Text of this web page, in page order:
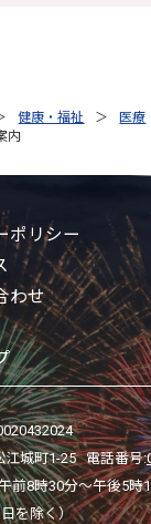
健康・福祉
医療
内
ポリシー
わせ
江城町1-25 電話番号:
前8時30分～午後5時
を除く）